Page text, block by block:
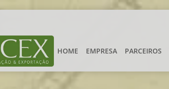
HOME EMPRESA PARCEIROS